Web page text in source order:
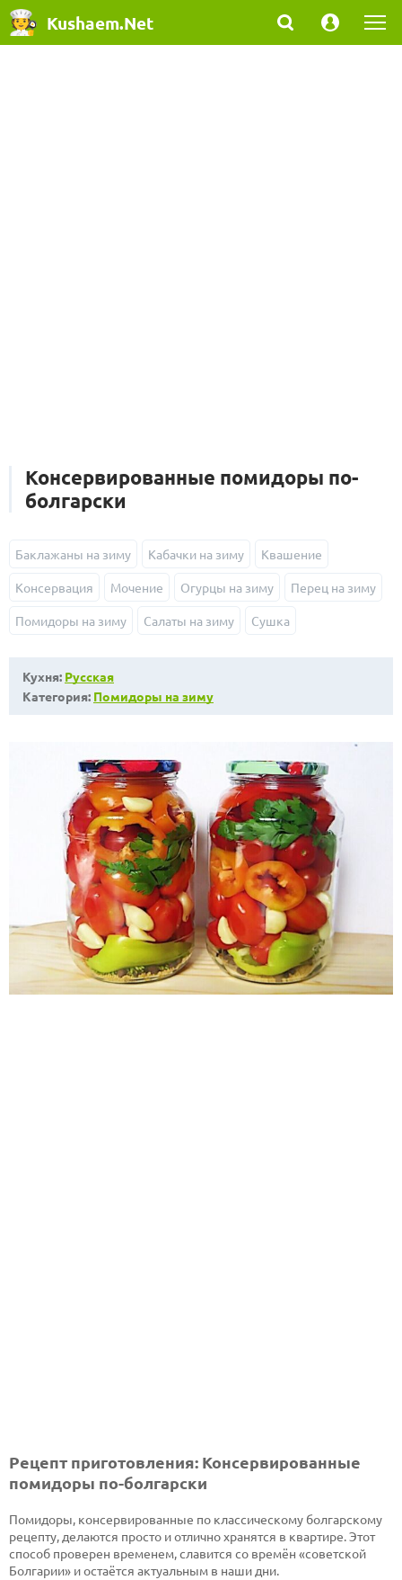
Kushaem.Net
Консервированные помидоры по-
болгарски
Баклажаны на зиму Кабачки на зиму Квашение
Консервация Мочение Огурцы на зиму Перец на зиму
Помидоры на зиму Салаты на зиму Сушка
Кухня: Русская
Категория: Помидоры на зиму
Рецепт приготовления: Консервированные
помидоры по-болгарски
Помидоры, консервированные по классическому болгарскому
рецепту, делаются просто и отлично хранятся в квартире. Этот
способ проверен временем, славится со времён «советской
Болгарии» и остаётся актуальным в наши дни.